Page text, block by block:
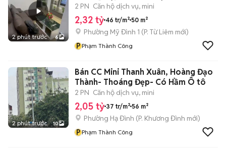
2 phút trước 6
2 PN Căn hộ dịch vụ, mini
2,32 tỷ 46 tr/m² 50 m²
Phường Mỹ Đình 1 (P. Từ Liêm mới)
P Phạm Thành Công
2 phút trước 10
Bán CC Mini Thanh Xuân, Hoàng Đạo
Thành- Thoáng Đẹp- Có Hầm Ô tô
2 PN Căn hộ dịch vụ, mini
2,05 tỷ 37 tr/m² 56 m²
Phường Hạ Đình (P. Khương Đình mới)
P Phạm Thành Công